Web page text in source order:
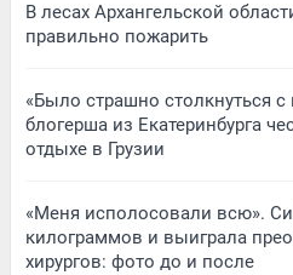
В лесах Архангельской
правильно пожарить
«Было страшно столкнуться
блогерша из Екатеринбурга
отдыхе в Грузии
«Меня исполосовали всю».
килограммов и выиграла
хирургов: фото до и после